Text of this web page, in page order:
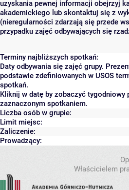
uzyskania pewnej informacji obejrzyj
akademickiego lub skontaktuj się z
(nieregularności zdarzają się przede
przypadku zajęć odbywających się
Terminy najbliższych spotkań:
Daty odbywania się zajęć grupy.
podstawie zdefiniowanych w USOS
spotkań.
Kliknij w datę by zobaczyć tygodniowy
zaznaczonym spotkaniem.
Liczba osób w grupie:
Limit miejsc:
Zaliczenie:
Prowadzący:
Właścicielem